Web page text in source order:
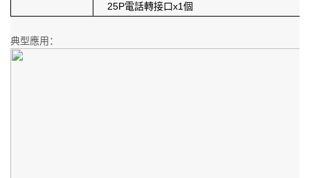
25P電話轉接口x1個
典型應用：